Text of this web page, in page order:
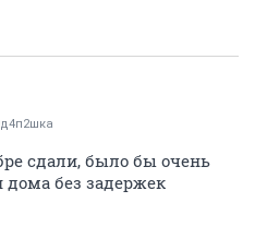
сдали, было бы очень
без задержек